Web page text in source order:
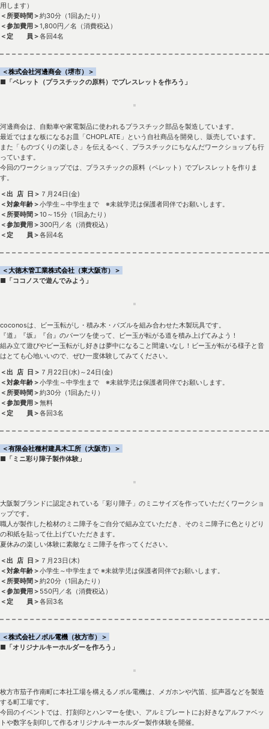
用します）
＜所要時間＞約30分（1回あたり）
＜参加費用＞1,800円／名（消費税込）
＜定 員＞各回4名
＜株式会社河邊商会（堺市）＞
■「ペレット（プラスチックの原料）でブレスレットを作ろう」
河邊商会は、自動車や家電製品に使われるプラスチック部品を製造しています。
最近ではまな板になるお皿「CHOPLATE」という自社商品を開発し、販売しています。
また「ものづくりの楽しさ」を伝えるべく、プラスチックにちなんだワークショップも行
っています。
今回のワークショップでは、プラスチックの原料（ペレット）でブレスレットを作りま
す。
＜出 店 日＞ ７月24日(金)
＜対象年齢＞小学生～中学生まで ※未就学児は保護者同伴でお願いします。
＜所要時間＞10～15分（1回あたり）
＜参加費用＞ 300円／名（消費税込）
＜定 員＞各回4名
＜大徳木管工業株式会社（東大阪市）＞
■「ココノスで遊んでみよう」
coconosは、ビー玉転がし・積み木・パズルを組み合わせた木製玩具です。
『道』『坂』『台』のパーツを使って、ビー玉が転がる道を積み上げてみよう！
組み立て遊びやビー玉転がし好きは夢中になること間違いなし！ビー玉が転がる様子と音
はとても心地いいので、ぜひ一度体験してみてください。
＜出 店 日＞ ７月22日(水)～24日(金)
＜対象年齢＞小学生～中学生まで ※未就学児は保護者同伴でお願いします。
＜所要時間＞約30分（1回あたり）
＜参加費用＞無料
＜定 員＞各回3名
＜有限会社種村建具木工所（大阪市）＞
■「ミニ彩り障子製作体験」
大阪製ブランドに認定されている「彩り障子」のミニサイズを作っていただくワークショ
ップです。
職人が製作した桧材のミニ障子をご自分で組み立ていただき、そのミニ障子に色とりどり
の和紙を貼って仕上げていただきます。
夏休みの楽しい体験に素敵なミニ障子を作ってください。
＜出 店 日＞ ７月23日(木)
＜対象年齢＞小学生～中学生まで ※未就学児は保護者同伴でお願いします。
＜所要時間＞約20分（1回あたり）
＜参加費用＞ 550円／名（消費税込）
＜定 員＞各回3名
＜株式会社ノボル電機（枚方市）＞
■「オリジナルキーホルダーを作ろう」
枚方市茄子作南町に本社工場を構えるノボル電機は、メガホンや汽笛、拡声器などを製造
する町工場です。
今回のイベントでは、打刻印とハンマーを使い、アルミプレートにお好きなアルファベッ
トや数字を刻印して作るオリジナルキーホルダー製作体験を開催。